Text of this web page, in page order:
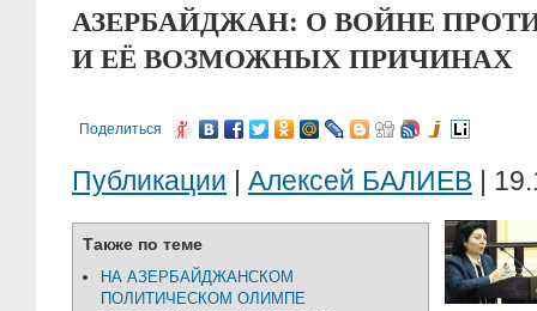
АЗЕРБАЙДЖАН: О ВОЙНЕ
И ЕЁ ВОЗМОЖНЫХ ПРИЧИНАХ
Поделиться
Публикации | Алексей БАЛИЕВ |
Также по теме
НА АЗЕРБАЙДЖАНСКОМ
ПОЛИТИЧЕСКОМ ОЛИМПЕ